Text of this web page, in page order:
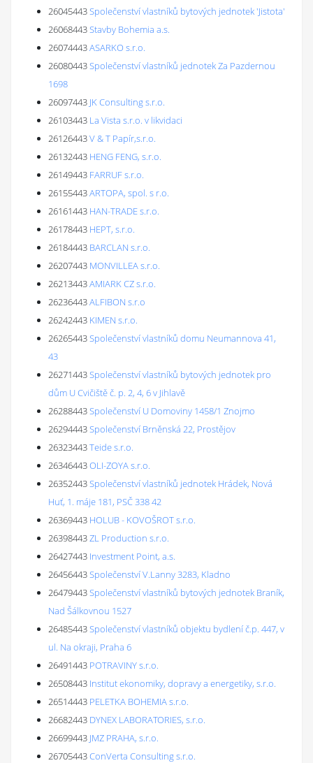
26045443Společenství vlastníků bytových jednotek 'Jistota'
26068443Stavby Bohemia a.s.
26074443ASARKO s.r.o.
26080443Společenství vlastníků jednotek Za Pazdernou
1698
26097443 JK Consulting s.r.o.
26103443 La Vista s.r.o. v likvidaci
26126443V & T Papír,s.r.o.
26132443 HENG FENG, s.r.o.
26149443 FARRUF s.r.o.
26155443ARTOPA, spol. s r.o.
26161443 HAN-TRADE s.r.o.
26178443 HEPT, s.r.o.
26184443 BARCLAN s.r.o.
26207443 MONVILLEA s.r.o.
26213443AMIARK CZ s.r.o.
26236443ALFIBON s.r.o
26242443 KIMEN s.r.o.
26265443Společenství vlastníků domu Neumannova 41,
43
26271443Společenství vlastníků bytových jednotek pro
dům U Cvičiště č. p. 2, 4, 6 v Jihlavě
26288443Společenství U Domoviny 1458/1 Znojmo
26294443Společenství Brněnská 22, Prostějov
26323443Teide s.r.o.
26346443OLI-ZOYA s.r.o.
26352443Společenství vlastníků jednotek Hrádek, Nová
Huť, 1. máje 181, PSČ 338 42
26369443 HOLUB - KOVOŠROT s.r.o.
26398443ZL Production s.r.o.
26427443 Investment Point, a.s.
26456443Společenství V.Lanny 3283, Kladno
26479443Společenství vlastníků bytových jednotek Braník,
Nad Šálkovnou 1527
26485443Společenství vlastníků objektu bydlení č.p. 447, v
ul. Na okraji, Praha 6
26491443 POTRAVINY s.r.o.
26508443 Institut ekonomiky, dopravy a energetiky, s.r.o.
26514443 PELETKA BOHEMIA s.r.o.
26682443 DYNEX LABORATORIES, s.r.o.
26699443 JMZ PRAHA, s.r.o.
26705443ConVerta Consulting s.r.o.